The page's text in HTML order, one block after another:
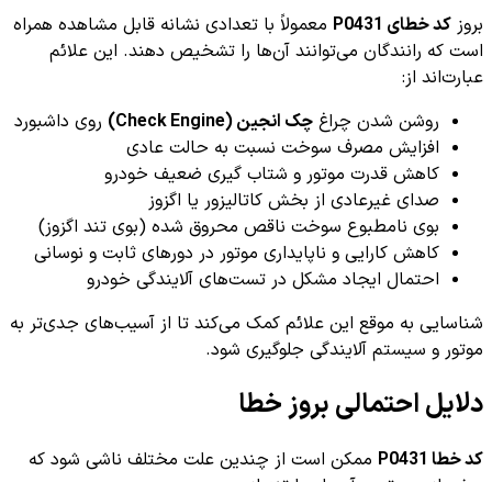
بروز کد خطای P0431
معمولاً با تعدادی نشانه قابل مشاهده همراه
است که رانندگان می‌توانند آن‌ها را تشخیص دهند. این علائم
عبارت‌اند از:
روشن شدن چراغ چک انجین (Check Engine)
روی داشبورد
افزایش مصرف سوخت نسبت به حالت عادی
کاهش قدرت موتور و شتاب گیری ضعیف خودرو
صدای غیرعادی از بخش کاتالیزور یا اگزوز
بوی نامطبوع سوخت ناقص محروق شده (بوی تند اگزوز)
کاهش کارایی و ناپایداری موتور در دورهای ثابت و نوسانی
احتمال ایجاد مشکل در تست‌های آلایندگی خودرو
شناسایی به موقع این علائم کمک می‌کند تا از آسیب‌های جدی‌تر به
موتور و سیستم آلایندگی جلوگیری شود.
دلایل احتمالی بروز خطا
کد خطا P0431
ممکن است از چندین علت مختلف ناشی شود که